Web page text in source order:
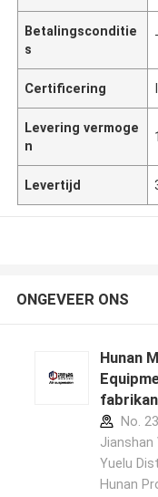
Betalingsconditie
s
Certificering
Levering vermoge
n
Levertijd
ONGEVEER ONS
Hunan
No.
Jianshan
Yuelu
Hunan